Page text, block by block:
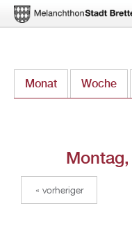
zum
Monat Woche
« vorheriger